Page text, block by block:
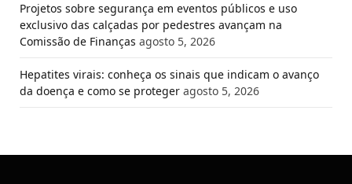
Projetos sobre segurança em eventos públicos e uso
exclusivo das calçadas por pedestres avançam na
Comissão de Finanças agosto 5, 2026
Hepatites virais: conheça os sinais que indicam o avanço
da doença e como se proteger agosto 5, 2026